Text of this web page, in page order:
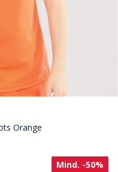
Orange
Mind. -50%